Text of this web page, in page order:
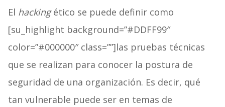
El hackingético se puede definir como
[su_highlight background=”#DDFF99″
color=”#000000″ class=””]las pruebas técnicas
que se realizan para conocer la postura de
seguridad de una organización. Es decir, qué
tan vulnerable puede ser en temas de